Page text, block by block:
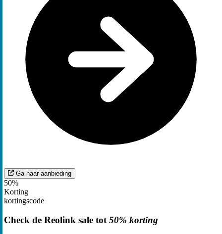
Ga naar aanbieding
50%
Korting
kortingscode
Check de Reolink sale tot 50% korting